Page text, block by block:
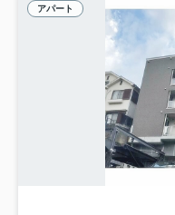
アパート